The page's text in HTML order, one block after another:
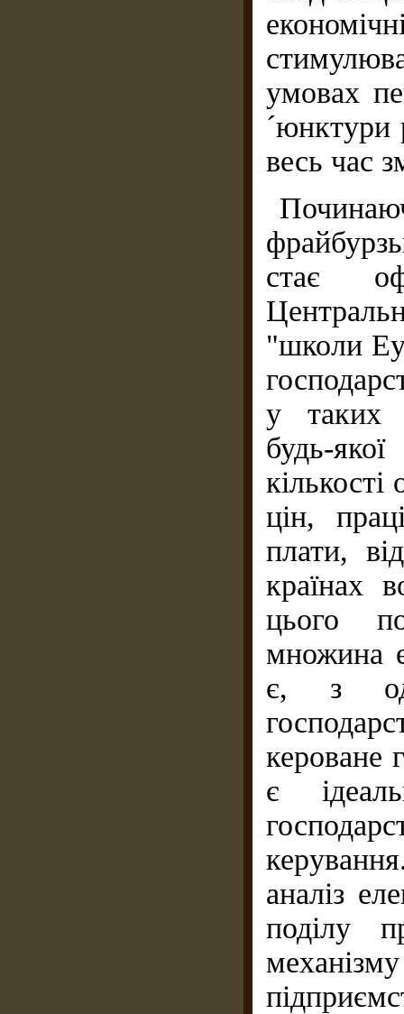
умовах
´юнктури
весь час
стає
"школи
у таких
будь-
цін,
плати,
країнах
цього
множина
є, з
кероване
є
аналіз
поділу